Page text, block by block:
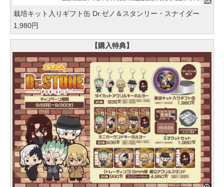
栽培キット入りギフト缶 Dr.ゼノ＆スタンリー・スナイダー
1,980円
【購入特典】